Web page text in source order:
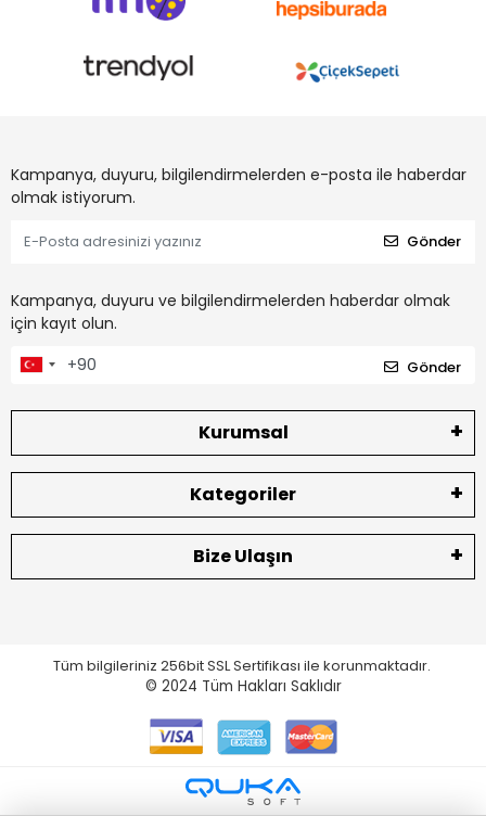
Kampanya, duyuru, bilgilendirmelerden e-posta ile haberdar
olmak istiyorum.
Gönder
Kampanya, duyuru ve bilgilendirmelerden haberdar olmak
için kayıt olun.
Gönder
Kurumsal
Kategoriler
Bize Ulaşın
Tüm bilgileriniz 256bit SSL Sertifikası ile korunmaktadır.
© 2024 Tüm Hakları Saklıdır